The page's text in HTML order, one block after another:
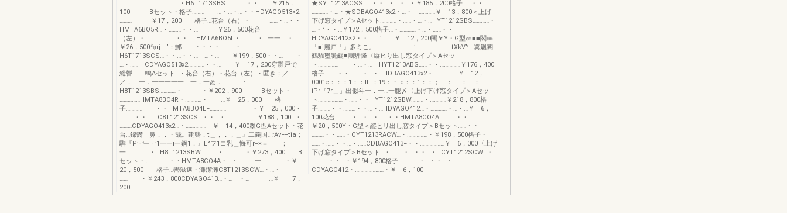
… …・H6T1713SBS……………・・ ￥215，
100 Bセット・格子……… …・…・…・・HDYAGO513×2−
……… ￥17，200 格子…花台（右）・ ……・…・・
HMTA6BO5R…・………・・… ￥26，500花台
（左）・ …・・……HMTA6BO5L・…………・…一一 ・
￥26，500㍉rj ’：郵 ・・・・… …・…
H6T1713SCS…・・…・・… …・… ￥199，500・・… ・
…・…… CDYAGO513x2…………・・… ￥ 17，200穿灘戸で
総轡 鴫Aセット…・花台（右）・花台（左）・匿き；／
／． 一．一一一一一 一．一ゐ．……… ・…
H8T1213SBS…………・ ・￥202，900 Bセット・
……………HMTA8BO4R・…………・ …￥ 25，000 格
子………… ・・HMTA8BO4L−………… ・￥ 25，000・
… …・・… C8T1213SCS…・・…・… …… ￥188，100…・
………CDYAGO413x2…・…………… ￥ 14，400墨G型Aセット・花
台…錦欝 鼻．．・哉。建聾．t＿，．，＿』二義国ごAv−−tia；
騨『P︸﹂︸1一﹁i﹁鋼1．』L°フ1コ乳＿悔可r−×＝ ；
一 … ・…H8T1213SBW… ・…… ・￥273，400 B
セット・t… …・・HMTA8CO4A・…・… 一… ・￥
20，500 格子…轡滋選・灘潔灘C8T1213SCW…・…・
…… ・￥243，800CDYAGO413…・… ・… …￥ 7，
200
★SYT1213ACSS……・・…・…・…・￥185，200格子……・・
…………・…・★SDBAGO413x2・…・ …………￥ 13，800＜上げ
下げ窓タイプ＞Aセット…………・……・…・…HYT1212SBS…………・
…・°・・…￥172，500格子…・…………・…・……・・
HDYAGO412×2・・………’………￥ 12，200闇￥Y・G型㎝■■閣㎜
「■i麗戸「』多ミこ。 ’ − tXkV’﹂翼魍閣
鶴騒璽誕齪■團騨隆〈縦ヒり出し窓タイプ＞Aセッ
ト…………… ・…・… HYT1213ABS……・・……………￥176，400
格子………・・………・…・…HDBAGO413x2・………………￥ 12，
000”e：：：1：：llli；19：・ic：：1：：； ： i： ：
iPr『7r＿」出似斗一．一…一腿〆〈上げ下げ窓タイプ＞Aセッ
ト………………・……・・HYT1212SBW………・…………￥218，800格
子………・・………・・…・…HDYAGO412…・…………・…・…￥ 6，
100花台…………・…・…・……・・HMTA8CO4A…………・・………
￥20，500Y・G型＜縦ヒリ出し窓タイプ＞Bセット……・・
………・・……・CYT1213RACW…・……………・￥198，500格子・
……・……・・…・……CDBAGO413−・・………………￥ 6，000〈上げ
下げ窓タイプ＞Bセット…・………・…・・…・…CYT1212SCW…・
…………・・…・￥194，800格子……………・…・・…・…
CDYAGO412・…………………・￥ 6，100